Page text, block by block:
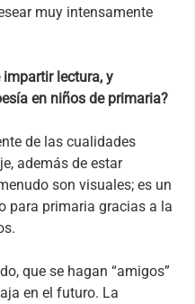
muy intensamente
lectura, y
en niños de primaria?
de las cualidades
además de estar
son visuales; es un
para primaria gracias a la
que se hagan “amigos”
en el futuro. La